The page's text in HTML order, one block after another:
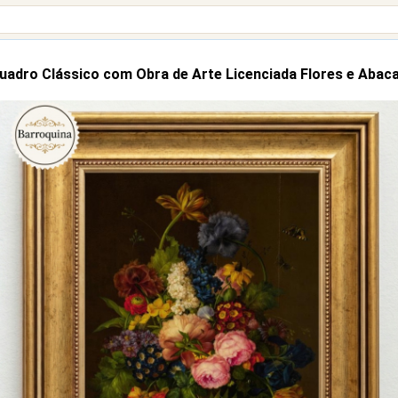
Clássico com Obra de Arte Licenciada Flores e